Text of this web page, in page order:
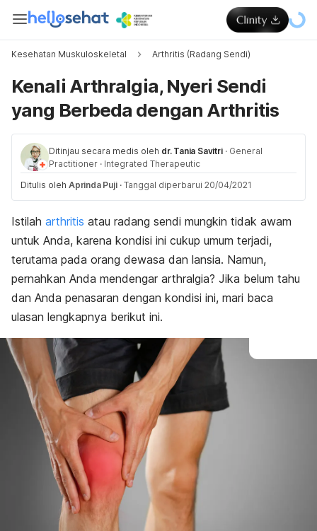
Kesehatan Muskuloskeletal Arthritis (Radang Sendi)
Kenali Arthralgia, Nyeri Sendi
yang Berbeda dengan Arthritis
Ditinjau secara medis oleh dr. Tania Savitri · General
Practitioner · Integrated Therapeutic
Ditulis oleh Aprinda Puji · Tanggal diperbarui 20/04/2021
Istilah arthritis atau radang sendi mungkin tidak awam
untuk Anda, karena kondisi ini cukup umum terjadi,
terutama pada orang dewasa dan lansia. Namun,
pernahkan Anda mendengar arthralgia? Jika belum tahu
dan Anda penasaran dengan kondisi ini, mari baca
ulasan lengkapnya berikut ini.